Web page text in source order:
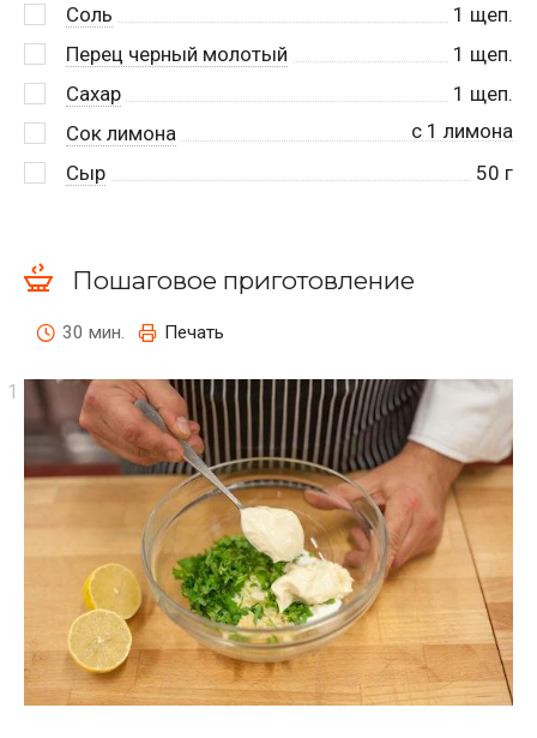
Соль
1 щеп.
Перец черный молотый
1 щеп.
Сахар
1 щеп.
Сок лимона
с 1 лимона
Сыр
50 г
Пошаговое приготовление
30 мин. Печать